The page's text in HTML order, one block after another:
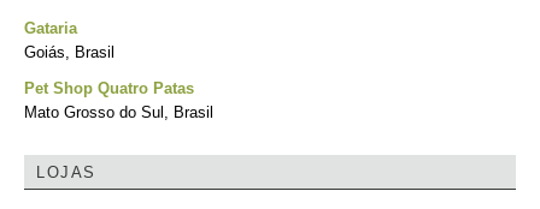
Gataria
Goiás, Brasil
Pet Shop Quatro Patas
Mato Grosso do Sul, Brasil
LOJAS